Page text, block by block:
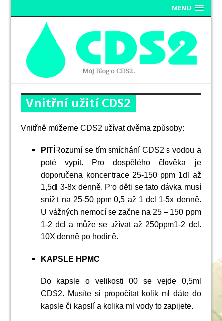
MENU
Vnitřní užití CDS2
Vnitřně můžeme CDS2 užívat dvěma způsoby:
PITÍ Rozumí se tím smíchání CDS2 s vodou a
poté vypít. Pro dospělého člověka je
doporučena koncentrace 25-150 ppm 1dl až
1,5dl 3-8x denně. Pro děti se tato dávka musí
snížit na 25-50 ppm 0,5 až 1 dcl 1-5x denně.
U vážných nemocí se začne na 25 – 150 ppm
1-2 dcl a může se užívat až 250ppm1-2 dcl.
10X denně po hodině.
KAPSLE HPMC
Do kapsle o velikosti 00 se vejde 0,5ml
CDS2. Musíte si propočítat kolik ml dáte do
kapsle či kapslí a kolika ml vody to zapijete.